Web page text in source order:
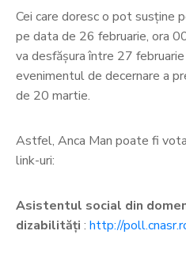
Cei care doresc o pot susține
pe data de 26 februarie, ora
va desfășura între 27
evenimentul de decernare a
de 20 martie.
Astfel, Anca Man poate fi
link-uri:
Asistentul social din
dizabilităţi : http://